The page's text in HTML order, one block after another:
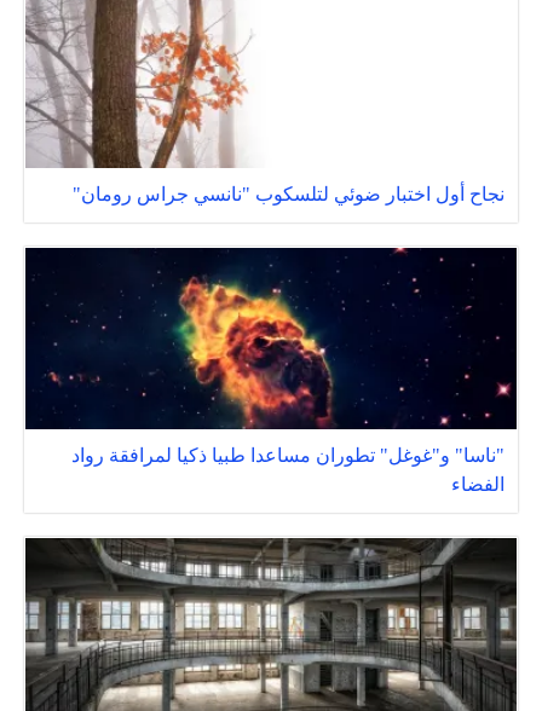
نجاح أول اختبار ضوئي لتلسكوب "نانسي جراس رومان"
"ناسا" و"غوغل" تطوران مساعدا طبيا ذكيا لمرافقة رواد
الفضاء